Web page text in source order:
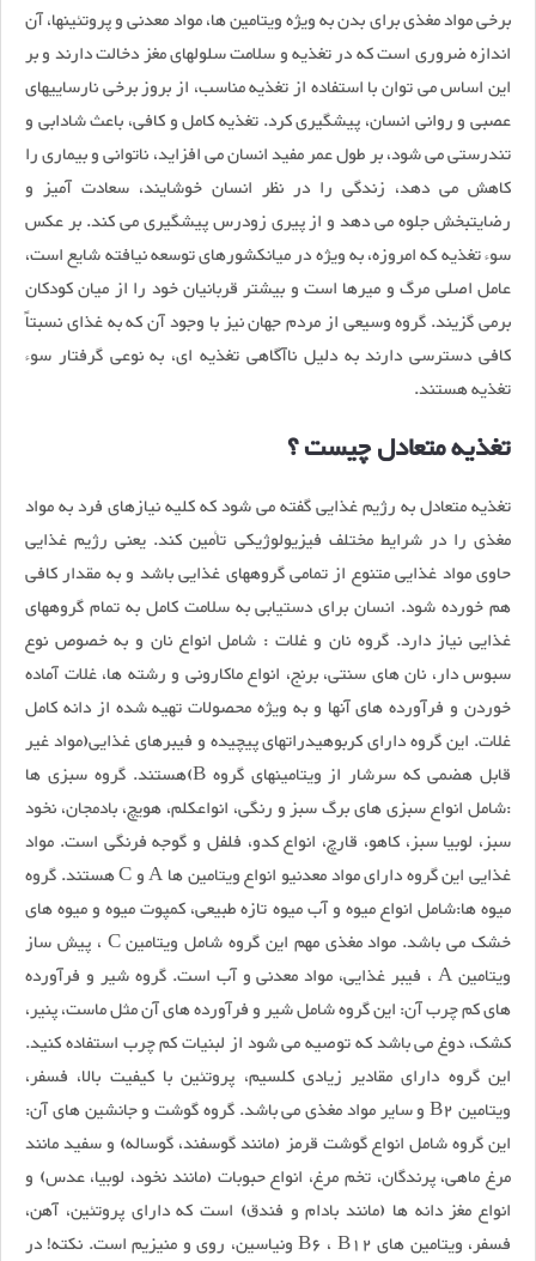
برخی مواد مغذی برای بدن به ویژه ویتامین ها، مواد معدنی و پروتئینها، آن
اندازه ضروری است که در تغذیه و سلامت سلولهای مغز دخالت دارند و بر
این اساس می توان با استفاده از تغذیه مناسب، از بروز برخی نارساییهای
عصبی و روانی انسان، پیشگیری کرد. تغذیه کامل و کافی، باعث شادابی و
تندرستی می شود، بر طول عمر مفید انسان می افزاید، ناتوانی و بیماری را
کاهش می دهد، زندگی را در نظر انسان خوشایند، سعادت آمیز و
رضایتبخش جلوه می دهد و از پیری زودرس پیشگیری می کند. بر عکس
سوء تغذیه که امروزه، به ویژه در میانکشورهای توسعه نیافته شایع است،
عامل اصلی مرگ و میرها است و بیشتر قربانیان خود را از میان کودکان
برمی گزیند. گروه وسیعی از مردم جهان نیز با وجود آن که به غذای نسبتاً
کافی دسترسی دارند به دلیل ناآگاهی تغذیه ای، به نوعی گرفتار سوء
تغذیه هستند.
تغذیه متعادل چیست ؟
تغذیه متعادل به رژیم غذایی گفته می شود که کلیه نیازهای فرد به مواد
مغذی را در شرایط مختلف فیزیولوژیکی تأمین کند. یعنی رژیم غذایی
حاوی مواد غذایی متنوع از تمامی گروههای غذایی باشد و به مقدار کافی
هم خورده شود. انسان برای دستیابی به سلامت کامل به تمام گروههای
غذایی نیاز دارد. گروه نان و غلات : شامل انواع نان و به خصوص نوع
سبوس دار، نان های سنتی، برنج، انواع ماکارونی و رشته ها، غلات آماده
خوردن و فرآورده های آنها و به ویژه محصولات تهیه شده از دانه کامل
غلات. این گروه دارای کربوهیدراتهای پیچیده و فیبرهای غذایی(مواد غیر
قابل هضمی که سرشار از ویتامینهای گروه B)هستند. گروه سبزی ها
:شامل انواع سبزی های برگ سبز و رنگی، انواعکلم، هویچ، بادمجان، نخود
سبز، لوبیا سبز، کاهو، قارچ، انواع کدو، فلفل و گوجه فرنگی است. مواد
غذایی این گروه دارای مواد معدنیو انواع ویتامین ها A و C هستند. گروه
میوه ها:شامل انواع میوه و آب میوه تازه طبیعی، کمپوت میوه و میوه های
خشک می باشد. مواد مغذی مهم این گروه شامل ویتامین C ، پیش ساز
ویتامین A ، فیبر غذایی، مواد معدنی و آب است. گروه شیر و فرآورده
های کم چرب آن: این گروه شامل شیر و فرآورده های آن مثل ماست، پنیر،
کشک، دوغ می باشد که توصیه می شود از لبنیات کم چرب استفاده کنید.
این گروه دارای مقادیر زیادی کلسیم، پروتئین با کیفیت بالا، فسفر،
ویتامین B2 و سایر مواد مغذی می باشد. گروه گوشت و جانشین های آن:
این گروه شامل انواع گوشت قرمز (مانند گوسفند، گوساله) و سفید مانند
مرغ ماهی، پرندگان، تخم مرغ، انواع حبوبات (مانند نخود، لوبیا، عدس) و
انواع مغز دانه ها (مانند بادام و فندق) است که دارای پروتئین، آهن،
فسفر، ویتامین های B6 ، B12 ونیاسین، روی و منیزیم است. نکته! در